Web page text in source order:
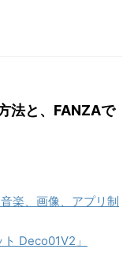
法と、FANZAで
楽、画像、アプリ制
Deco01V2」